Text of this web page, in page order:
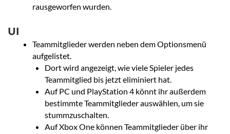
rausgeworfen wurden.
UI
Teammitglieder werden neben dem Optionsmenü
aufgelistet.
Dort wird angezeigt, wie viele Spieler jedes
Teammitglied bis jetzt eliminiert hat.
Auf PC und PlayStation 4 könnt ihr außerdem
bestimmte Teammitglieder auswählen, um sie
stummzuschalten.
Auf Xbox One können Teammitglieder über ihr